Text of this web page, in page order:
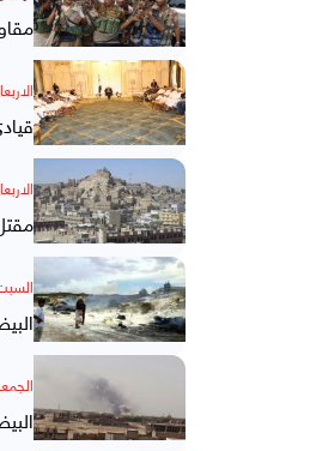
الاربعاء, 04
الاربعاء, 16
مقتل 20 متمرداً حوثياً بالبيضاء
السبت, 29
البيضاء : 20 غارة شنها التحالف على
الجمعة, 28
البيضاء:مقتل 14